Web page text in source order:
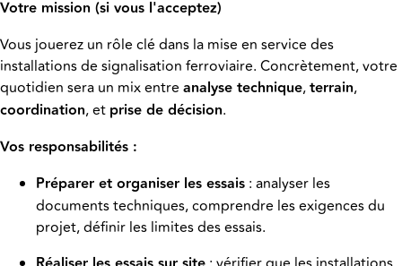
Votre mission (si vous l'acceptez)
Vous jouerez un rôle clé dans la mise en service des
installations de signalisation ferroviaire. Concrètement, votre
quotidien sera un mix entre analyse technique,terrain,
coordination, et prise de décision.
Vos responsabilités :
Préparer et organiser les essais : analyser les
documents techniques, comprendre les exigences du
projet, définir les limites des essais.